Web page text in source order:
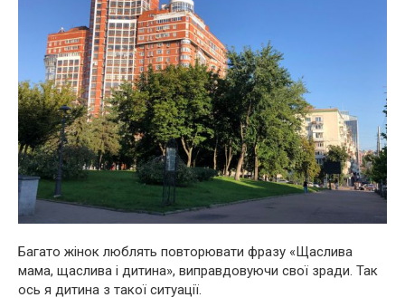
Багато жінок люблять повторювати фразу «Щаслива
мама, щаслива і дитина», виправдовуючи свої зради. Так
ось я дитина з такої ситуації.